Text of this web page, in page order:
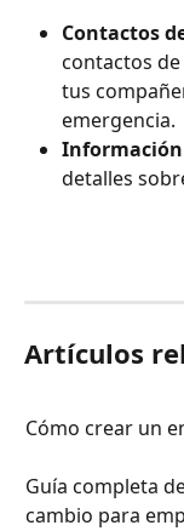
Contactos
contactos
tus
emergencia.
detalles
Artículos
Cómo crear un
Guía completa
cambio para